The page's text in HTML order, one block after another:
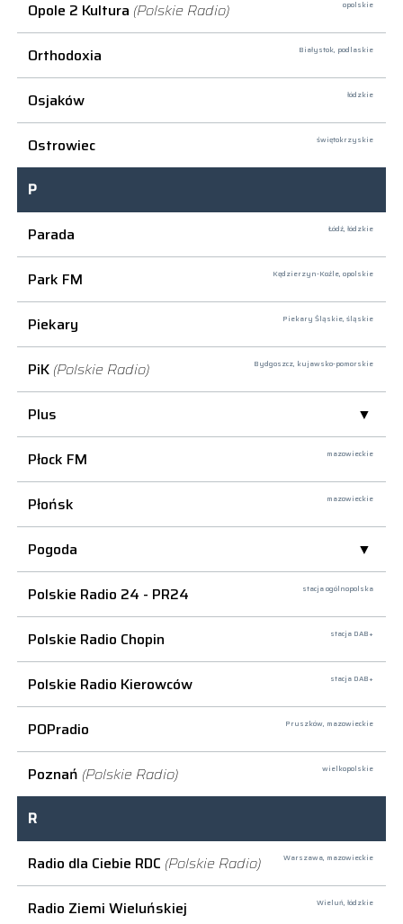
Opole 2 Kultura (Polskie Radio) opolskie
Orthodoxia Białystok, podlaskie
Osjaków łódzkie
Ostrowiec świętokrzyskie
P
Parada
Łódź, łódzkie
Park FM Kędzierzyn-Koźle, opolskie
Piekary Piekary Śląskie, śląskie
PiK (Polskie Radio) Bydgoszcz, kujawsko-pomorskie
Plus
Płock FM
mazowieckie
Płońsk mazowieckie
Pogoda
Polskie Radio 24 - PR24
stacja ogólnopolska
Polskie Radio Chopin stacja DAB+
Polskie Radio Kierowców stacja DAB+
POPradio Pruszków, mazowieckie
Poznań (Polskie Radio) wielkopolskie
R
Radio dla Ciebie RDC (Polskie Radio) Warszawa, mazowieckie
Radio Ziemi Wieluńskiej Wieluń, łódzkie